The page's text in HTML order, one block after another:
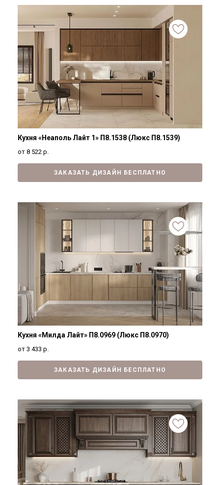
Кухня «Неаполь Лайт 1» П8.1538 (Люкс П8.1539)
от 8 522 р.
ЗАКАЗАТЬ ДИЗАЙН БЕСПЛАТНО
Кухня «Милда Лайт» П8.0969 (Люкс П8.0970)
от 3 433 р.
ЗАКАЗАТЬ ДИЗАЙН БЕСПЛАТНО